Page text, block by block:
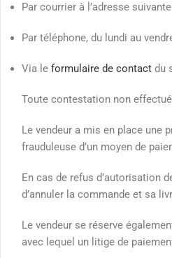
Par courrier à l’adresse
Par téléphone, du lundi au
Via le formulaire de contact du
Toute contestation non
Le vendeur a mis en place une
frauduleuse d’un moyen de
En cas de refus d’autorisation
d’annuler la commande et sa
Le vendeur se réserve
avec lequel un litige de